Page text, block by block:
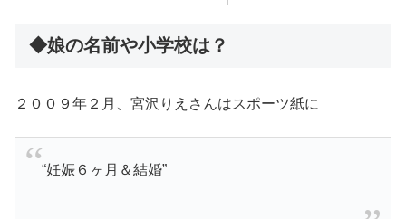
◆娘の名前や小学校は？
２００９年２月、宮沢りえさんはスポーツ紙に
“妊娠６ヶ月＆結婚”